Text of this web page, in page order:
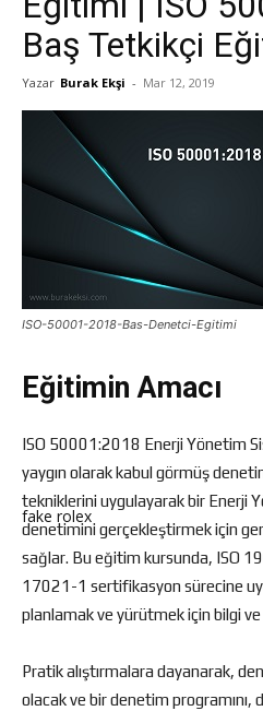
Baş Tetkikçi
Yazar Burak Ekşi - Mar 12, 2019
ISO-50001-2018-Bas-Denetci-Egitimi
Eğitimin Amacı
ISO 50001:2018 Enerji Yönetim
yaygın olarak kabul görmüş
tekniklerini uygulayarak bir Enerji
denetimini gerçekleştirmek için
sağlar. Bu eğitim kursunda, ISO
17021-1 sertifikasyon sürecine
planlamak ve yürütmek için bilgi ve
Pratik alıştırmalara dayanarak,
olacak ve bir denetim
fake rolex